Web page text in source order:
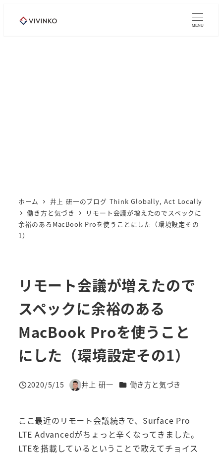
MENU
ホーム
井上 研一のブログ Think Globally, Act Locally
働き方と気づき
リモート会議が増えたのでスペックに
余裕のあるMacBook Proを使うことにした（環境設定その
1）
リモート会議が増えたので
スペックに余裕のある
MacBook Proを使うこと
にした（環境設定その1）
投稿日
2020/5/15
著
井上 研一 カテゴリー
働き方と気づき
ここ最近のリモート会議続きで、Surface Pro
LTE Advancedがちょっと辛くなってきました。
LTEを搭載しているということで敢えてチョイス